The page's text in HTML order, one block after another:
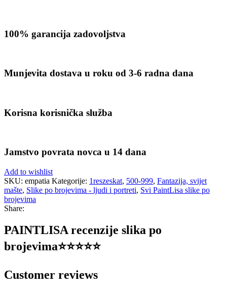
100% garancija zadovoljstva
Munjevita dostava u roku od 3-6 radna dana
Korisna korisnička služba
Jamstvo povrata novca u 14 dana
Add to wishlist
SKU: empatia Kategorije: 1reszeskat, 500-999, Fantazija, svijet
mašte, Slike po brojevima - ljudi i portreti, Svi PaintLisa slike po
brojevima
Share:
PAINTLISA recenzije slika po
brojevima⭐️⭐️⭐️⭐️⭐️
Customer reviews